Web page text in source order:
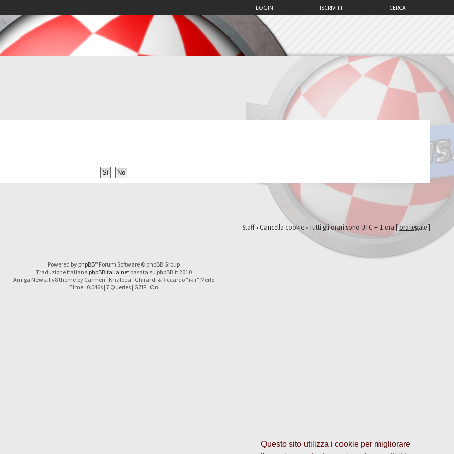
Questo sito utilizza i cookie per migliorare
CERCA
ISCRIVITI
LOGIN
Staff•Cancella cookie• Tutti gli orari sono UTC + 1 ora [ora legale]
Powered by phpBB® Forum Software © phpBB Group
Traduzione Italiana phpBBItalia.netbasata su phpBB.it 2010
Amiga News.it v8 theme by Carmen "Khaleesi" Ghirardi & Riccardo "ikir" Merlo
Time : 0.046s | 7 Queries | GZIP : On